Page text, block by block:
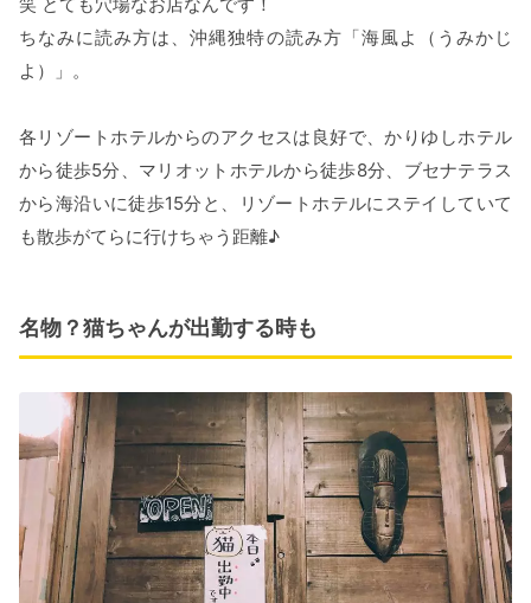
ちなみに読み方は、沖縄独特の読み方「海風よ（うみかじ
よ）」。
各リゾートホテルからのアクセスは良好で、かりゆしホテル
から徒歩5分、マリオットホテルから徒歩8分、ブセナテラス
から海沿いに徒歩15分と、リゾートホテルにステイしていて
も散歩がてらに行けちゃう距離♪
名物？猫ちゃんが出勤する時も